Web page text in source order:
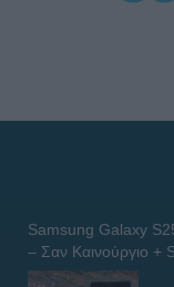
Samsung Galaxy
– Σαν Καινούργιο +